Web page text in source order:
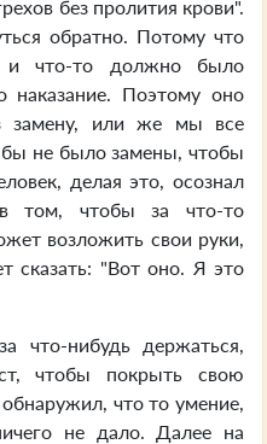
без пролития крови".
обратно. Потому что
и что-то должно было
наказание. Поэтому оно
замену, или же мы все
не было замены, чтобы
делая это, осознал
том, чтобы за что-то
возложить свои руки,
сказать: "Вот оно. Я это
что-нибудь держаться,
чтобы покрыть свою
что то умение,
не дало. Далее на